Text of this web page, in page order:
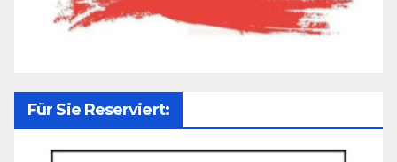
Für Sie Reserviert: